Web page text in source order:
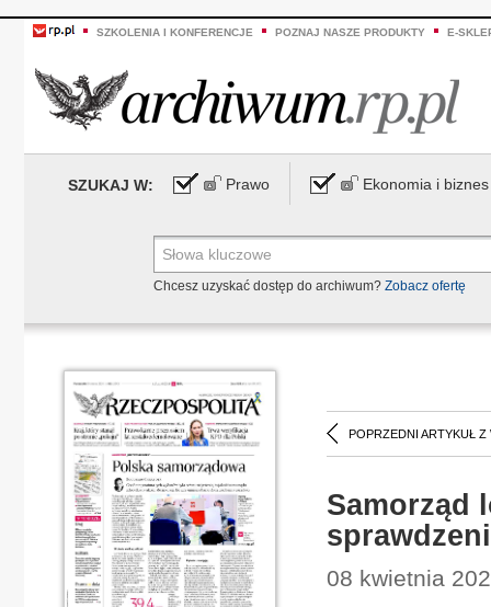
SZKOLENIA I KONFERENCJE POZNAJ NASZE PRODUKTY E-
SZUKAJ W: Prawo Ekonomia i biznes
Chcesz uzyskać dostęp do archiwum? Zobacz ofertę
POPRZEDNI ARTYKUŁ Z
Samorząd
08 kwietnia